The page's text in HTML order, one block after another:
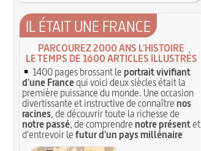
IL ÉTAIT UNE FRANCE
PARCOUREZ 2000 ANS L'HISTOIRE
LE TEMPS DE 1600 ARTICLES ILLUSTRÉS
1400 pages brossant leportrait vivifiant
d'une Francequi voici deux siècles était la
première puissance du monde. Une occasion
divertissante et instructive de connaîtrenos
racines, de découvrir toute la richesse de
notre passé, de comprendrenotre présentet
d'entrevoir lefutur d'un pays millénaire